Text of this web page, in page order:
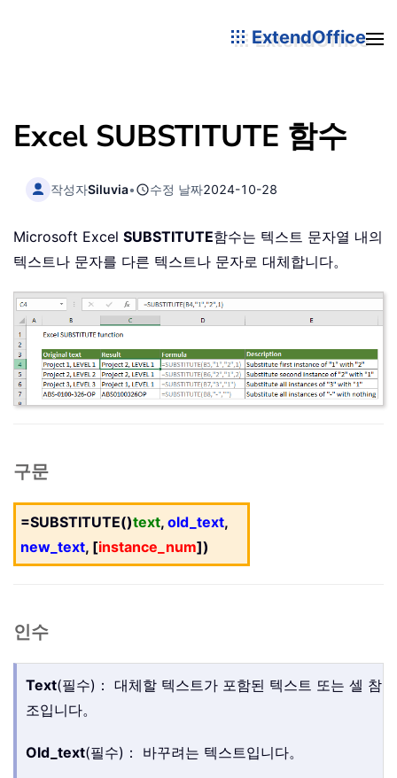
ExtendOffice
Excel SUBSTITUTE 함수
작성자Siluvia• 수정 날짜2024-10-28
Microsoft Excel SUBSTITUTE함수는 텍스트 문자열 내의
텍스트나 문자를 다른 텍스트나 문자로 대체합니다。
구문
=SUBSTITUTE()text, old_text,
new_text, [instance_num])
인수
Text(필수)： 대체할 텍스트가 포함된 텍스트 또는 셀 참
조입니다。
Old_text(필수)： 바꾸려는 텍스트입니다。